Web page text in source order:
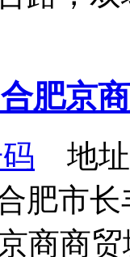
肥京
地址
肥市
商商